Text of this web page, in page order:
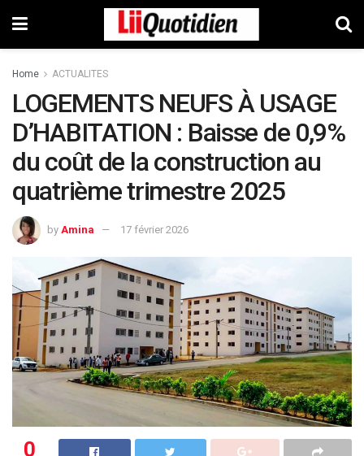
Home ACTUALITES
LOGEMENTS NEUFS À USAGE
D’HABITATION : Baisse de 0,9%
du coût de la construction au
quatrième trimestre 2025
by Amina 17 février 2026
0